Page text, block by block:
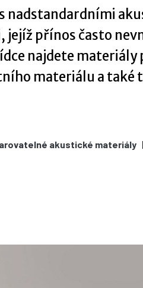
nadstandardními
přínos často
najdete
materiálu a také
akustické materiály